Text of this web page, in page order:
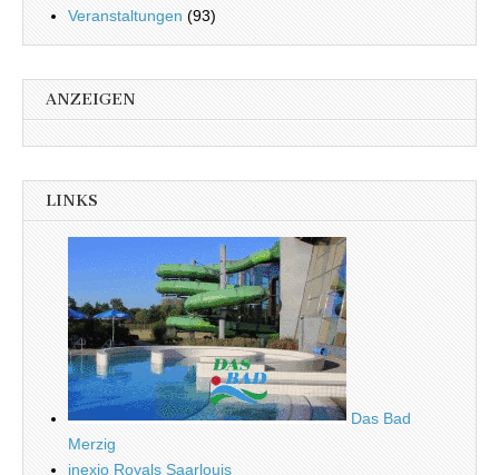
Veranstaltungen (93)
ANZEIGEN
LINKS
Das Bad
Merzig
inexio Royals Saarlouis